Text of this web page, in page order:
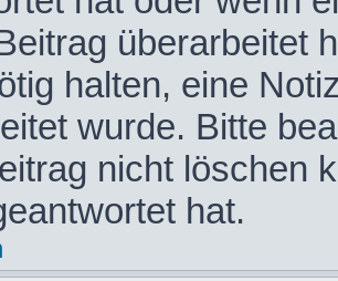
überarbeitet
halten, eine
wurde. Bitte
nicht löschen
hat.